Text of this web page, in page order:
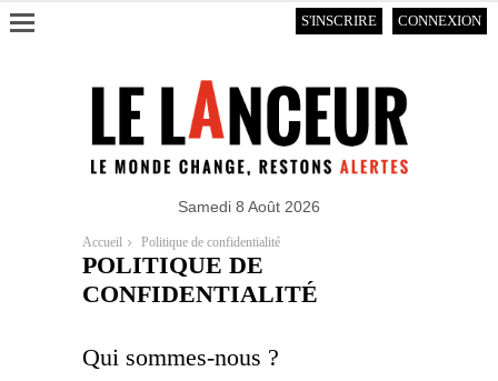
S'INSCRIRE CONNEXION
Samedi 8 Août 2026
Accueil Politique de confidentialité
POLITIQUE DE
CONFIDENTIALITÉ
Qui sommes-nous ?